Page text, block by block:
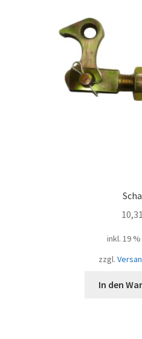
10,31
inkl. 19
zzgl.
In den